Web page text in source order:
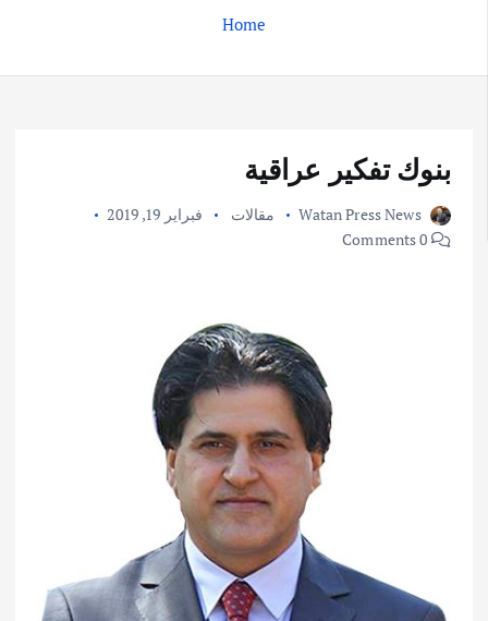
Home
بنوك تفكير عراقية
Watan Press News مقالات
فبراير 19, 2019